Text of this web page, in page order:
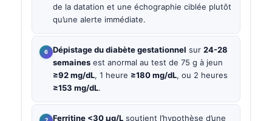
de la datation et une échographie ciblée plutôt
qu’une alerte immédiate.
Dépistage du diabète gestationnel sur 24-28
semaines est anormal au test de 75 g à jeun
≥92 mg/dL, 1 heure ≥180 mg/dL, ou 2 heures
≥153 mg/dL.
Ferritine <30 µg/L soutient l’hypothèse d’une